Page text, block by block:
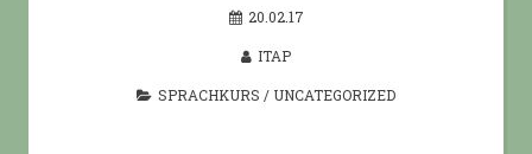
20.02.17
ITAP
SPRACHKURS / UNCATEGORIZED